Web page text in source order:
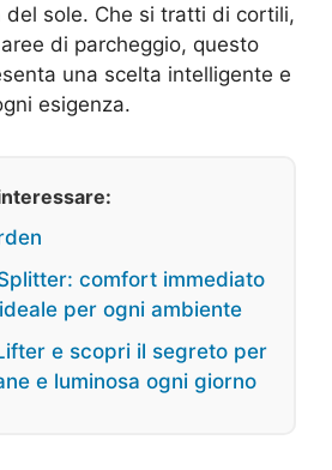
sole. Che si tratti di cortili,
di parcheggio, questo
una scelta intelligente e
esigenza.
comfort immediato
per ogni ambiente
e scopri il segreto per
e luminosa ogni giorno